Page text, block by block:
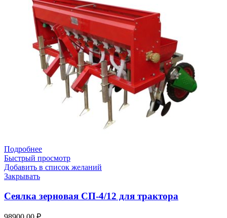
Подробнее
Быстрый просмотр
Добавить в список желаний
Закрывать
Сеялка зерновая СП-4/12 для трактора